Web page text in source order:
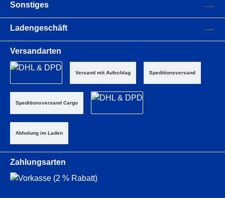
Sonstiges
Ladengeschäft
Versandarten
Versand mit Aufschlag Speditionsversand
Speditionsversand Cargo
Abholung im Laden
Zahlungsarten